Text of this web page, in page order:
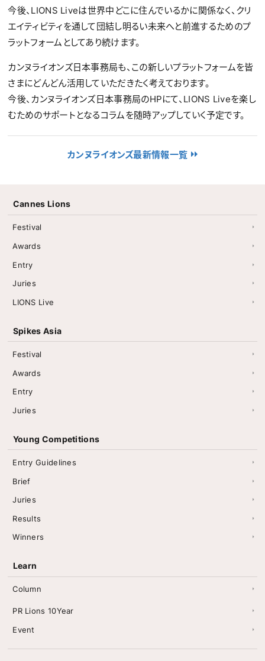
今後、LIONS Liveは世界中どこに住んでいるかに関係なく、クリ
エイティビティを通して団結し明るい未来へと前進するためのプ
ラットフォームとしてあり続けます。
カンヌライオンズ日本事務局も、この新しいプラットフォームを皆
さまにどんどん活用していただきたく考えております。
今後、カンヌライオンズ日本事務局のHPにて、LIONS Liveを楽し
むためのサポートとなるコラムを随時アップしていく予定です。
カンヌライオンズ最新情報一覧
Cannes Lions
Festival
Awards
Entry
Juries
LIONS Live
Spikes Asia
Festival
Awards
Entry
Juries
Young Competitions
Entry Guidelines
Brief
Juries
Results
Winners
Learn
Column
PR Lions 10Year
Event